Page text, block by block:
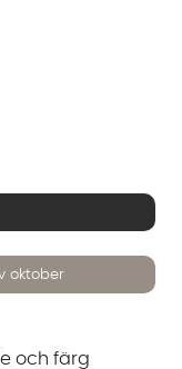
oktober
och färg
mer i vår